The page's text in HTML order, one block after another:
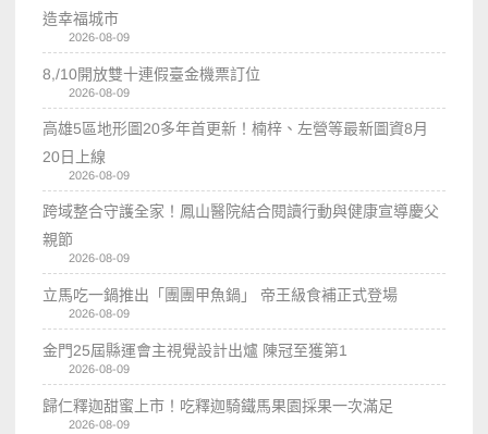
造幸福城市
2026-08-09
8,/10開放雙十連假臺金機票訂位
2026-08-09
高雄5區地形圖20多年首更新！楠梓、左營等最新圖資8月
20日上線
2026-08-09
跨域整合守護全家！鳳山醫院結合閱讀行動與健康宣導慶父
親節
2026-08-09
立馬吃一鍋推出「團團甲魚鍋」 帝王級食補正式登場
2026-08-09
金門25屆縣運會主視覺設計出爐 陳冠至獲第1
2026-08-09
歸仁釋迦甜蜜上市！吃釋迦騎鐵馬果園採果一次滿足
2026-08-09